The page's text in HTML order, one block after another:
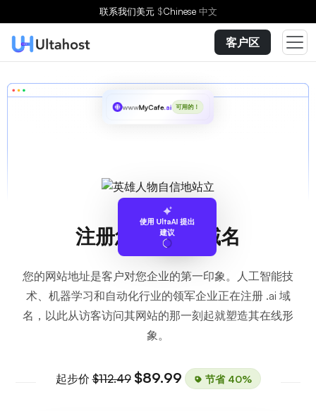
联系我们美元 $Chinese 中文
客户区
使用 UltaAI 提出
建议
wwwMyCafe.ai 可用的！
注册您的 .ai 域名
您的网站地址是客户对您企业的第一印象。人工智能技
术、机器学习和自动化行业的领军企业正在注册 .ai 域
名，以此从访客访问其网站的那一刻起就塑造其在线形
象。
起步价$112.49 $89.99 节省 40%